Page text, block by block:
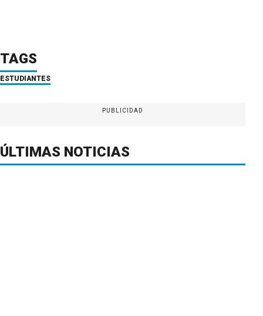
TAGS
ESTUDIANTES
PUBLICIDAD
ÚLTIMAS NOTICIAS